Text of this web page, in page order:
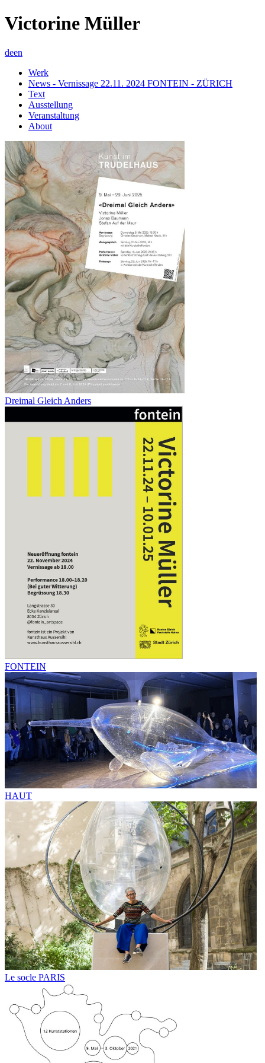
Victorine Müller
deen
Werk
News - Vernissage 22.11. 2024 FONTEIN - ZÜRICH
Text
Ausstellung
Veranstaltung
About
Dreimal Gleich Anders
FONTEIN
HAUT
Le socle PARIS